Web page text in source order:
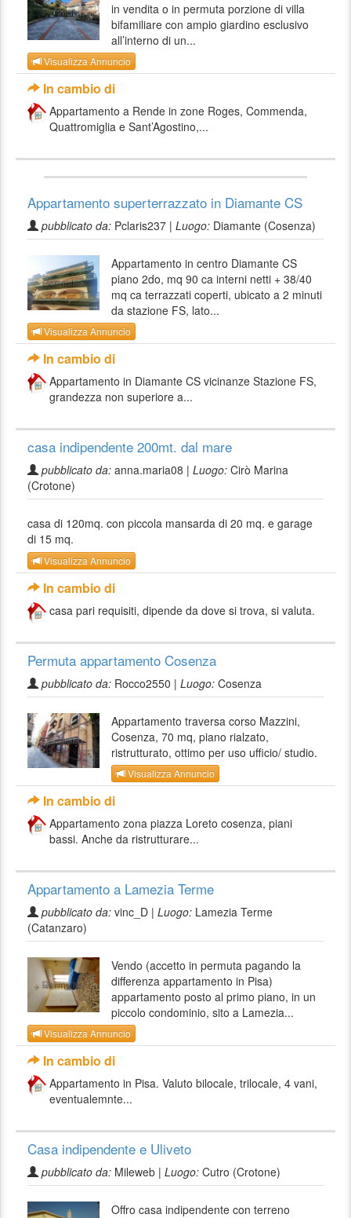
in vendita o in permuta porzione di villa
bifamiliare con ampio giardino esclusivo
all’interno di un...
Visualizza Annuncio
In cambio di
Appartamento a Rende in zone Roges, Commenda,
Quattromiglia e Sant’Agostino,...
Appartamento superterrazzato in Diamante CS
pubblicato da: Pclaris237 | Luogo: Diamante (Cosenza)
Appartamento in centro Diamante CS
piano 2do, mq 90 ca interni netti + 38/40
mq ca terrazzati coperti, ubicato a 2 minuti
da stazione FS, lato...
Visualizza Annuncio
In cambio di
Appartamento in Diamante CS vicinanze Stazione FS,
grandezza non superiore a...
casa indipendente 200mt. dal mare
pubblicato da: anna.maria08 | Luogo: Cirò Marina
(Crotone)
casa di 120mq. con piccola mansarda di 20 mq. e garage
di 15 mq.
Visualizza Annuncio
In cambio di
casa pari requisiti, dipende da dove si trova, si valuta.
Permuta appartamento Cosenza
pubblicato da: Rocco2550 | Luogo: Cosenza
Appartamento traversa corso Mazzini,
Cosenza, 70 mq, piano rialzato,
ristrutturato, ottimo per uso ufficio/ studio.
Visualizza Annuncio
In cambio di
Appartamento zona piazza Loreto cosenza, piani
bassi. Anche da ristrutturare...
Appartamento a Lamezia Terme
pubblicato da: vinc_D | Luogo: Lamezia Terme
(Catanzaro)
Vendo (accetto in permuta pagando la
differenza appartamento in Pisa)
appartamento posto al primo piano, in un
piccolo condominio, sito a Lamezia...
Visualizza Annuncio
In cambio di
Appartamento in Pisa. Valuto bilocale, trilocale, 4 vani,
eventualemnte...
Casa indipendente e Uliveto
pubblicato da: Mileweb | Luogo: Cutro (Crotone)
Offro casa indipendente con terreno